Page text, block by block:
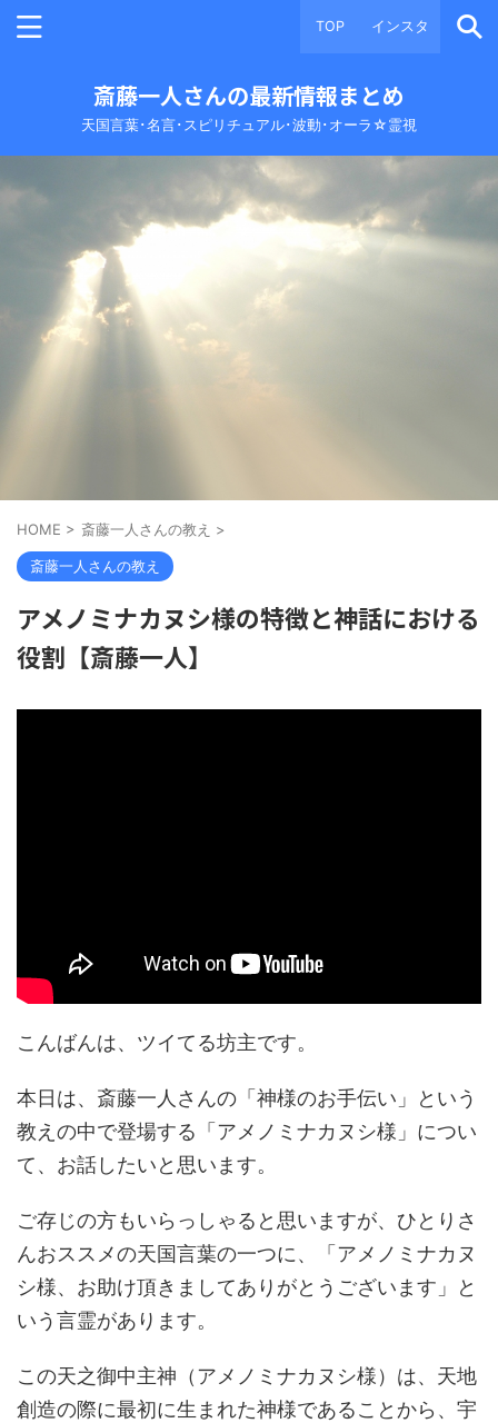
TOP インスタ
斎藤一人さんの最新情報まとめ
天国言葉･名言･スピリチュアル･波動･オーラ☆霊視
HOME > 斎藤一人さんの教え >
斎藤一人さんの教え
アメノミナカヌシ様の特徴と神話における
役割【斎藤一人】
こんばんは、ツイてる坊主です。
本日は、斎藤一人さんの「神様のお手伝い」という
教えの中で登場する「アメノミナカヌシ様」につい
て、お話したいと思います。
ご存じの方もいらっしゃると思いますが、ひとりさ
んおススメの天国言葉の一つに、「アメノミナカヌ
シ様、お助け頂きましてありがとうございます」と
いう言霊があります。
この天之御中主神（アメノミナカヌシ様）は、天地
創造の際に最初に生まれた神様であることから、宇